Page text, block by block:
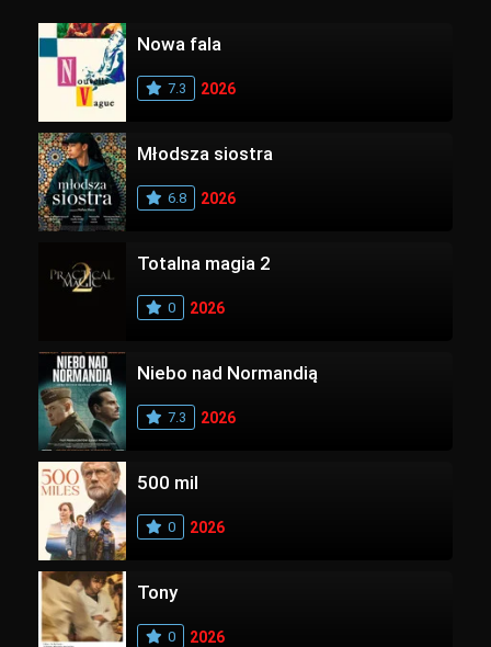
Nowa fala
7.3 2026
Młodsza siostra
6.8 2026
Totalna magia 2
0 2026
Niebo nad Normandią
7.3 2026
500 mil
0 2026
Tony
0 2026